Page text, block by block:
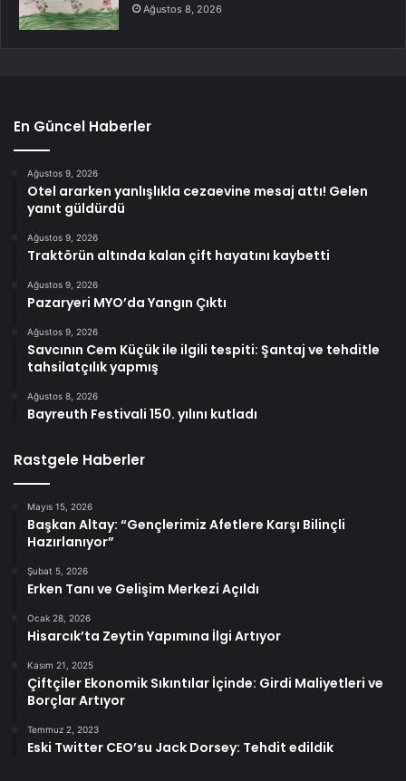
Ağustos 8, 2026
En Güncel Haberler
Ağustos 9, 2026
Otel ararken yanlışlıkla cezaevine mesaj attı! Gelen
yanıt güldürdü
Ağustos 9, 2026
Traktörün altında kalan çift hayatını kaybetti
Ağustos 9, 2026
Pazaryeri MYO’da Yangın Çıktı
Ağustos 9, 2026
Savcının Cem Küçük ile ilgili tespiti: Şantaj ve tehditle
tahsilatçılık yapmış
Ağustos 8, 2026
Bayreuth Festivali 150. yılını kutladı
Rastgele Haberler
Mayıs 15, 2026
Başkan Altay: “Gençlerimiz Afetlere Karşı Bilinçli
Hazırlanıyor”
Şubat 5, 2026
Erken Tanı ve Gelişim Merkezi Açıldı
Ocak 28, 2026
Hisarcık’ta Zeytin Yapımına İlgi Artıyor
Kasım 21, 2025
Çiftçiler Ekonomik Sıkıntılar İçinde: Girdi Maliyetleri ve
Borçlar Artıyor
Temmuz 2, 2023
Eski Twitter CEO’su Jack Dorsey: Tehdit edildik